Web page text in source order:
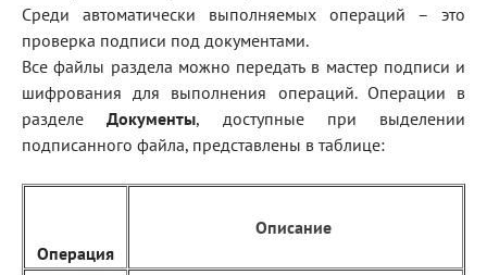
Среди автоматически выполняемых операций – это
проверка подписи под документами.
Все файлы раздела можно передать в мастер подписи и
шифрования для выполнения операций. Операции в
разделеДокументы, доступные при выделении
подписанного файла, представлены в таблице:
Операция
Описание